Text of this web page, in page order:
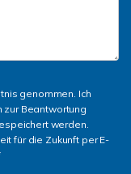
genommen. Ich
zur Beantwortung
werden.
für die Zukunft per E-